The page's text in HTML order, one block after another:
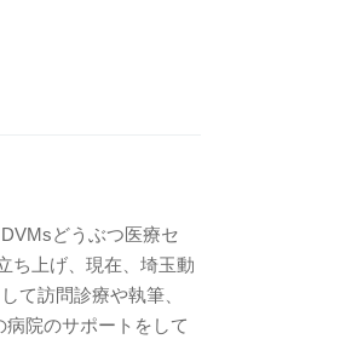
どうぶつ医療セ
ち上げ、現在、埼玉動
て訪問診療や執筆、
院のサポートをして